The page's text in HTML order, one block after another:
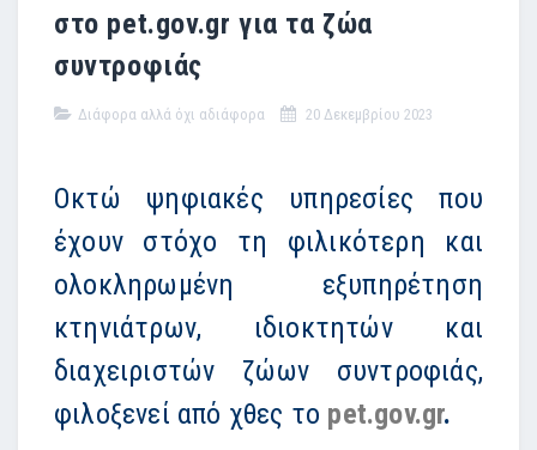
στο pet.gov.gr για τα ζώα
συντροφιάς
Διάφορα αλλά όχι αδιάφορα 20 Δεκεμβρίου 2023
Οκτώ ψηφιακές υπηρεσίες που
έχουν στόχο τη φιλικότερη και
ολοκληρωμένη εξυπηρέτηση
κτηνιάτρων, ιδιοκτητών και
διαχειριστών ζώων συντροφιάς,
φιλοξενεί από χθες το pet.gov.gr.